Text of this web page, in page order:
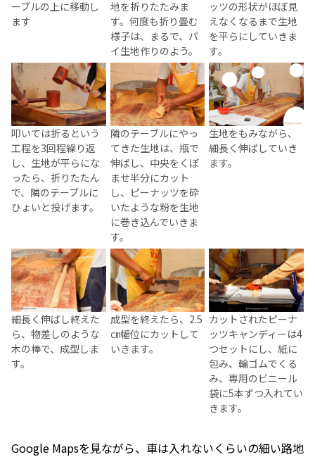
ーブルの上に移動し
ます
地を折りたたみま
す。何度も折り畳む
様子は、まるで、パ
イ生地作りのよう。
ッツの形状がほぼ見
えなくなるまで生地
を平らにしていきま
す。
叩いては折るという
工程を3回程繰り返
し、生地が平らにな
ったら、折りたたん
で、隣のテーブルに
ひょいと投げます。
隣のテーブルにやっ
てきた生地は、瓶で
伸ばし、中央をくぼ
ませ半分にカット
し、ピーナッツを砕
いたような粉を生地
に巻き込んでいきま
す。
生地をもみながら、
細長く伸ばしていき
ます。
細長く伸ばし終えた
ら、物差しのような
木の棒で、成型しま
す。
成型を終えたら、2.5
㎝幅位にカットして
いきます。
カットされたピーナ
ッツキャンディーは4
つセットにし、紙に
包み、輪ゴムでくる
み、専用のビニール
袋に5本ずつ入れてい
きます。
Google Mapsを見ながら、車は入れないくらいの細い路地